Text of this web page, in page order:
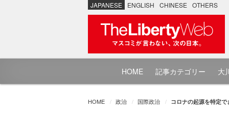
JAPANESE ENGLISH CHINESE OTHERS
HOME 記事カテゴリー 大
HOME 政治 国際政治 コロナの起源を特定